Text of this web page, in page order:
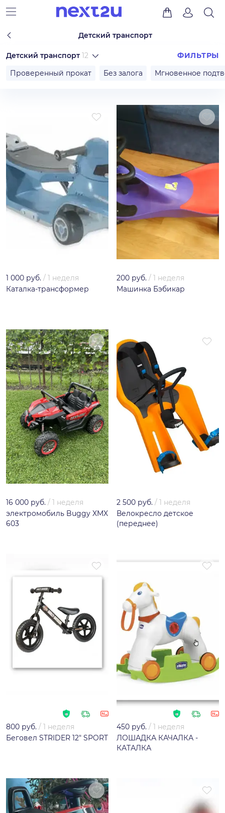
Детский транспорт
Детский транспорт 12
ФИЛЬТРЫ
Проверенный прокат
Без залога Мгновенное
1 000 руб. / 1 неделя
Каталка-трансформер
200 руб. / 1 неделя
Машинка Бэбикар
16 000 руб. / 1 неделя
электромобиль Buggy XMX
603
2 500 руб. / 1 неделя
Велокресло детское
(переднее)
800 руб. / 1 неделя
Беговел STRIDER 12" SPORT
450 руб. / 1 неделя
ЛОШАДКА КАЧАЛКА -
КАТАЛКА